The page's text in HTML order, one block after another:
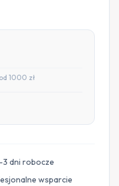
1000 zł
dni robocze
wsparcie